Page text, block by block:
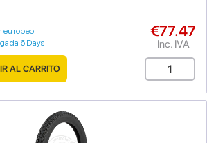
europeo
6 Days
€77.47
Inc. IVA
AL CARRITO